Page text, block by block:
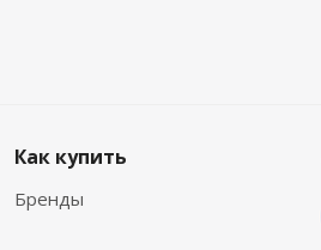
Как купить
Бренды